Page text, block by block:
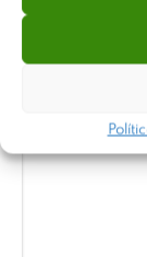
Tu dirección
marcados